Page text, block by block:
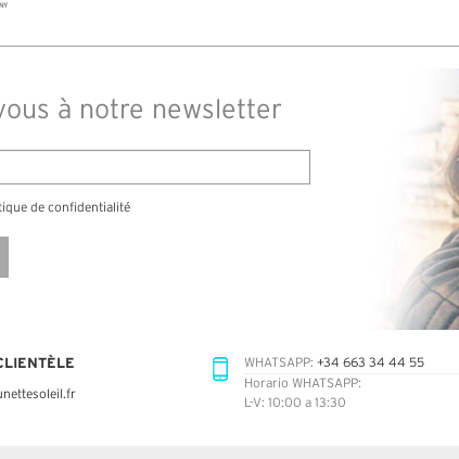
à notre newsletter
de confidentialité
WHATSAPP: +34 663 34 44 55
Horario WHATSAPP:
L-V: 10:00 a 13:30